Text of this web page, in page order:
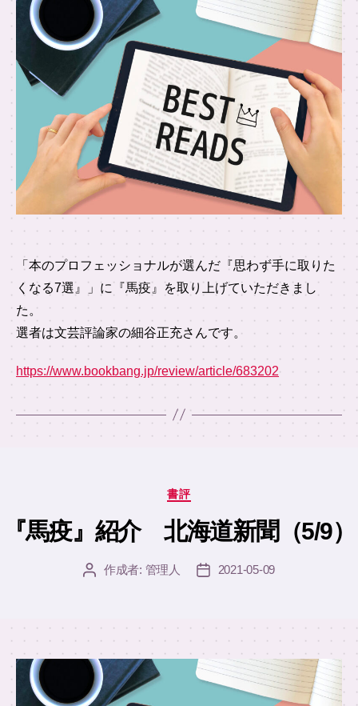
「本のプロフェッショナルが選んだ『思わず手に取りた
くなる7選』」に『馬疫』を取り上げていただきまし
た。
選者は文芸評論家の細谷正充さんです。
https://www.bookbang.jp/review/article/683202
カ
テ
ゴ
リ
書評
『馬疫』紹介 北海道新聞（5/9）
投 作成者: 管理人
投
2021-05-09